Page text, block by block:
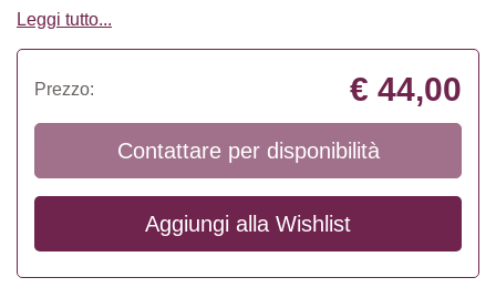
Leggi tutto...
Prezzo: € 44,00
Contattare per disponibilità
Aggiungi alla Wishlist